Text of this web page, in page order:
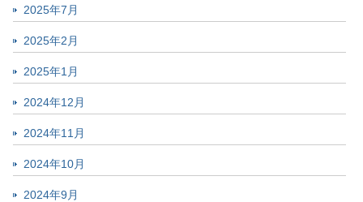
2025年7月
2025年2月
2025年1月
2024年12月
2024年11月
2024年10月
2024年9月